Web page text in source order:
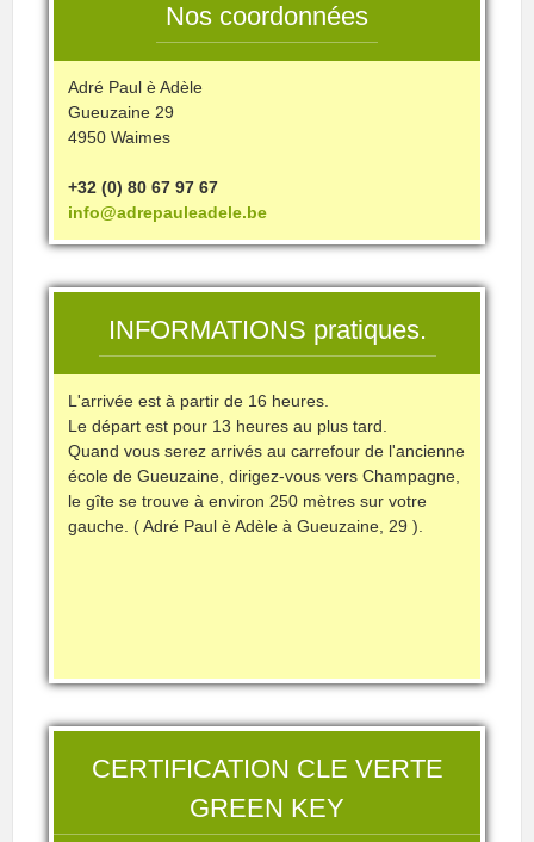
Nos coordonnées
Adré Paul è Adèle
Gueuzaine 29
4950 Waimes
+32 (0) 80 67 97 67
info@adrepauleadele.be
INFORMATIONS pratiques.
L'arrivée est à partir de 16 heures.
Le départ est pour 13 heures au plus tard.
Quand vous serez arrivés au carrefour de l'ancienne
école de Gueuzaine, dirigez-vous vers Champagne,
le gîte se trouve à environ 250 mètres sur votre
gauche. ( Adré Paul è Adèle à Gueuzaine, 29 ).
CERTIFICATION CLE VERTE
GREEN KEY